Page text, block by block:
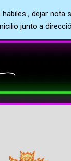
habiles , dejar nota
junto a